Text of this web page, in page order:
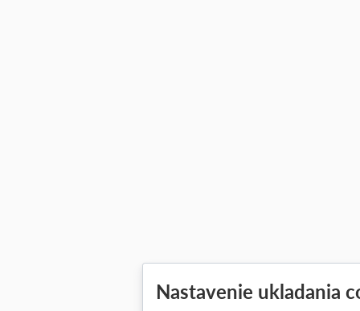
Nastavenie ukladania